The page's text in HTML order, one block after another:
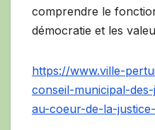
comprendre le
démocratie et les
https://www.ville-
conseil-municipal-
au-coeur-de-la-